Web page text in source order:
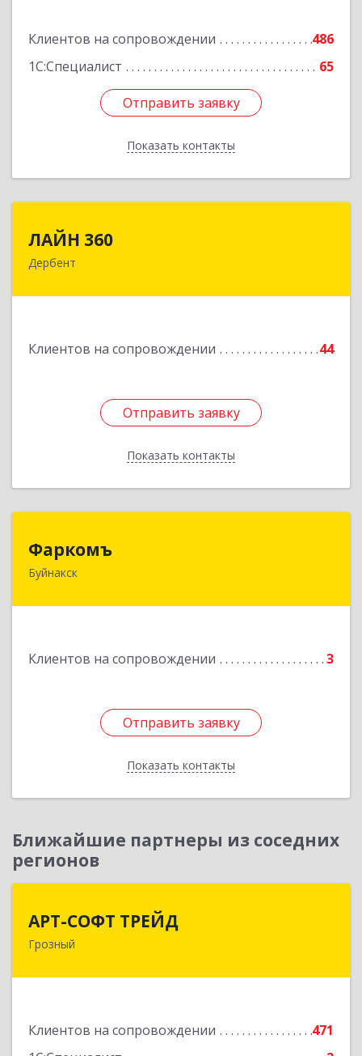
Клиентов на сопровождении
486
1С:Специалист
65
Отправить заявку
Показать контакты
Отправить заявку
Назад
ЛАЙН 360
Дербент
Клиентов на сопровождении 44
Отправить заявку
Показать контакты
368600, Дагестан Респ, Дербент г, Ю.Гагарина
Отправить заявку
Назад
Фаркомъ
Буйнакск
Клиентов на сопровождении 3
Отправить заявку
Показать контакты
Отправить заявку
Назад
Ближайшие партнеры из соседних
регионов
АРТ-СОФТ ТРЕЙД
Грозный
Клиентов на сопровождении
471
364013, Чеченская Респ, Грозный г, Полярников